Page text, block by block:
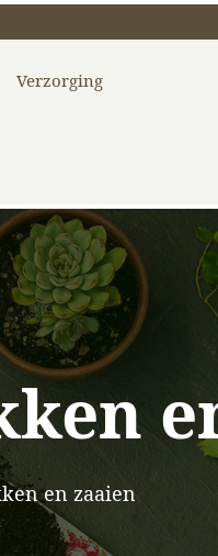
Verzorging
en zaaien